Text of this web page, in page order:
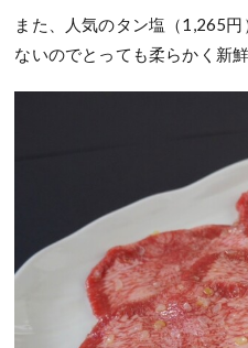
また、人気のタン塩（1,265
ないのでとっても柔らかく新鮮